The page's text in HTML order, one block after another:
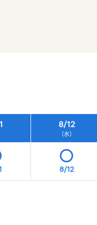
8/12
（水）
8/12